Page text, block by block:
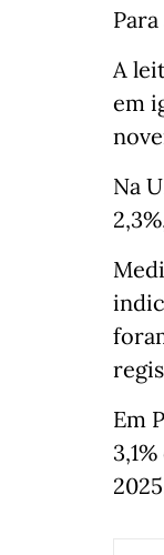
A
em
Na
Em